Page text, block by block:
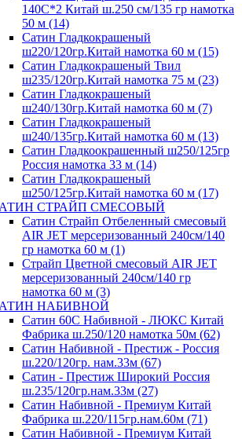
140С*2 Китай ш.250 см/135 гр намотка
50 м (14)
Сатин Гладкокрашеный
ш220/120гр.Китай намотка 60 м (15)
Сатин Гладкокрашеный Твил
ш235/120гр.Китай намотка 75 м (23)
Сатин Гладкокрашеный
ш240/130гр.Китай намотка 60 м (7)
Сатин Гладкокрашеный
ш240/135гр.Китай намотка 60 м (13)
Сатин Гладкоокрашенный ш250/125гр
Россия намотка 33 м (14)
Сатин Гладкокрашеный
ш250/125гр.Китай намотка 60 м (17)
СТРАЙП СМЕСОВЫЙ
Сатин Страйп Отбеленный смесовый
AIR JET мерсеризованный 240см/140
гр намотка 60 м (1)
Страйп Цветной смесовый AIR JET
мерсеризованный 240см/140 гр
намотка 60 м (3)
НАБИВНОЙ
Сатин 60С Набивной - ЛЮКС Китай
Фабрика ш.250/120 намотка 50м (62)
Сатин Набивной - Престиж - Россия
ш.220/120гр. нам.33м (67)
Сатин - Престиж Широкий Россия
ш.235/120гр.нам.33м (27)
Сатин Набивной - Премиум Китай
Фабрика ш.220/115гр.нам.60м (71)
Сатин Набивной - Премиум Китай